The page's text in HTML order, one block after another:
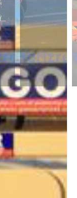
exterior ya que son
pendientes con
de 12m a 43m.